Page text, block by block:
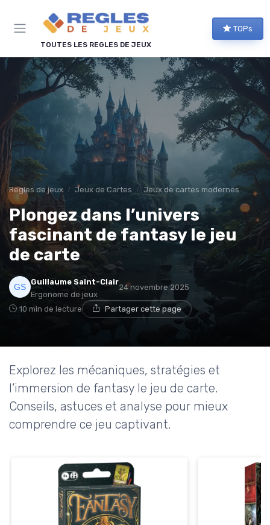
TOUTES LES REGLES DE JEUX
TOPs
Regles de jeux Jeux de Cartes Jeux de cartes modernes
Plongez dans l’univers
fascinant de fantasy le jeu
de carte
Guillaume Saint-Clair
Ergonome de jeux
24 novembre 2025
10 min de lecture Partager cette page
Explorez les mécaniques, stratégies et
l’immersion de fantasy le jeu de carte.
Conseils, astuces et analyse pour mieux
comprendre ce jeu captivant.